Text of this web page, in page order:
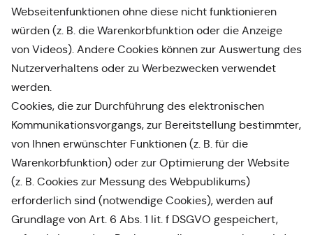
Webseitenfunktionen ohne diese nicht funktionieren
würden (z. B. die Warenkorbfunktion oder die Anzeige
von Videos). Andere Cookies können zur Auswertung des
Nutzerverhaltens oder zu Werbezwecken verwendet
werden.
Cookies, die zur Durchführung des elektronischen
Kommunikationsvorgangs, zur Bereitstellung bestimmter,
von Ihnen erwünschter Funktionen (z. B. für die
Warenkorbfunktion) oder zur Optimierung der Website
(z. B. Cookies zur Messung des Webpublikums)
erforderlich sind (notwendige Cookies), werden auf
Grundlage von Art. 6 Abs. 1 lit. f DSGVO gespeichert,